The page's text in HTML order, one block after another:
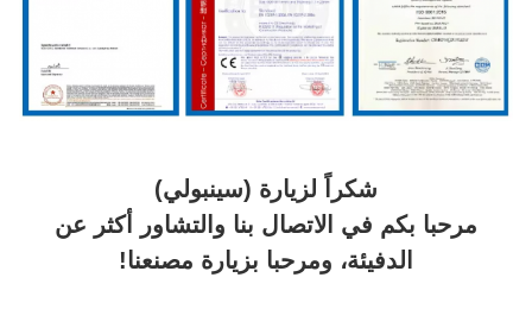
شكراً لزيارة (سينبولي)
مرحبا بكم في الاتصال بنا والتشاور أكثر عن
الدفيئة، ومرحبا بزيارة مصنعنا!